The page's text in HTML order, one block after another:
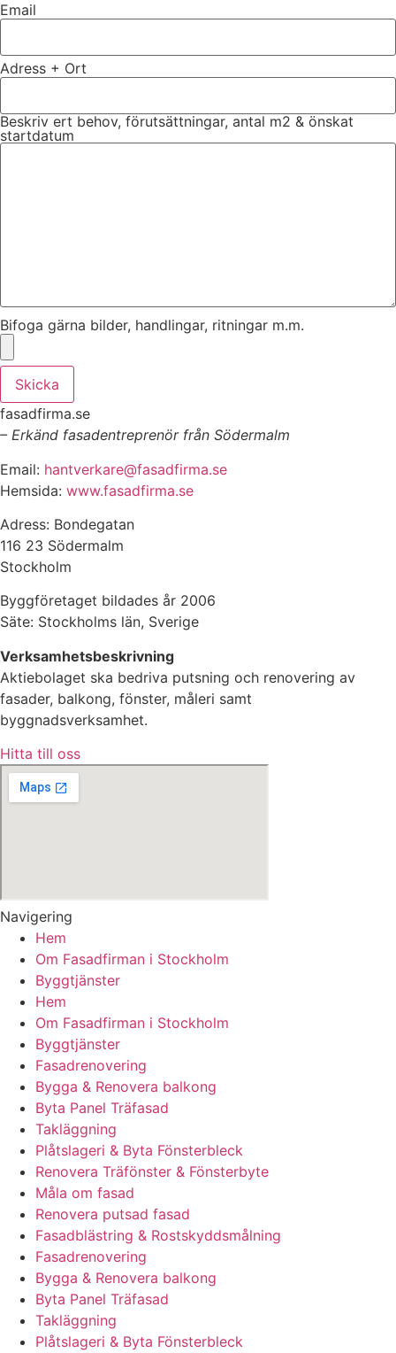
Email
Adress + Ort
Beskriv ert behov, förutsättningar, antal m2 & önskat
startdatum
Bifoga gärna bilder, handlingar, ritningar m.m.
Skicka
fasadfirma.se
– Erkänd fasadentreprenör från Södermalm
Email: hantverkare@fasadfirma.se
Hemsida: www.fasadfirma.se
Adress: Bondegatan
116 23 Södermalm
Stockholm
Byggföretaget bildades år 2006
Säte: Stockholms län, Sverige
Verksamhetsbeskrivning
Aktiebolaget ska bedriva putsning och renovering av
fasader, balkong, fönster, måleri samt
byggnadsverksamhet.
Hitta till oss
Navigering
Hem
Om Fasadfirman i Stockholm
Byggtjänster
Hem
Om Fasadfirman i Stockholm
Byggtjänster
Fasadrenovering
Bygga & Renovera balkong
Byta Panel Träfasad
Takläggning
Plåtslageri & Byta Fönsterbleck
Renovera Träfönster & Fönsterbyte
Måla om fasad
Renovera putsad fasad
Fasadblästring & Rostskyddsmålning
Fasadrenovering
Bygga & Renovera balkong
Byta Panel Träfasad
Takläggning
Plåtslageri & Byta Fönsterbleck